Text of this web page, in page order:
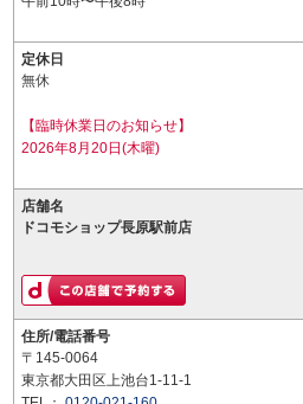
定休日
無休
【臨時休業日のお知らせ】
2026年8月20日(木曜)
店舗名
ドコモショップ長原駅前店
住所/電話番号
〒145-0064
東京都大田区上池台1-11-1